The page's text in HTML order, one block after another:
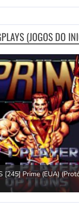
(JOGOS DO
[245] Prime (EUA)